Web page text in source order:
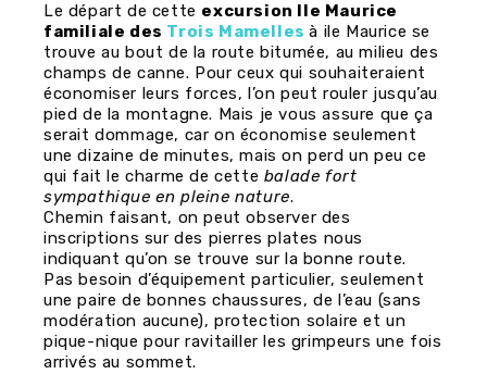
Le départ de cette excursion Ile Maurice
familiale des Trois Mamellesà ile Maurice se
trouve au bout de la route bitumée, au milieu des
champs de canne. Pour ceux qui souhaiteraient
économiser leurs forces, l’on peut rouler jusqu’au
pied de la montagne. Mais je vous assure que ça
serait dommage, car on économise seulement
une dizaine de minutes, mais on perd un peu ce
qui fait le charme de cette balade fort
sympathique en pleine nature.
Chemin faisant, on peut observer des
inscriptions sur des pierres plates nous
indiquant qu’on se trouve sur la bonne route.
Pas besoin d’équipement particulier, seulement
une paire de bonnes chaussures, de l’eau (sans
modération aucune), protection solaire et un
pique-nique pour ravitailler les grimpeurs une fois
arrivés au sommet.